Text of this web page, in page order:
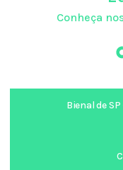
Conheça
Bienal de